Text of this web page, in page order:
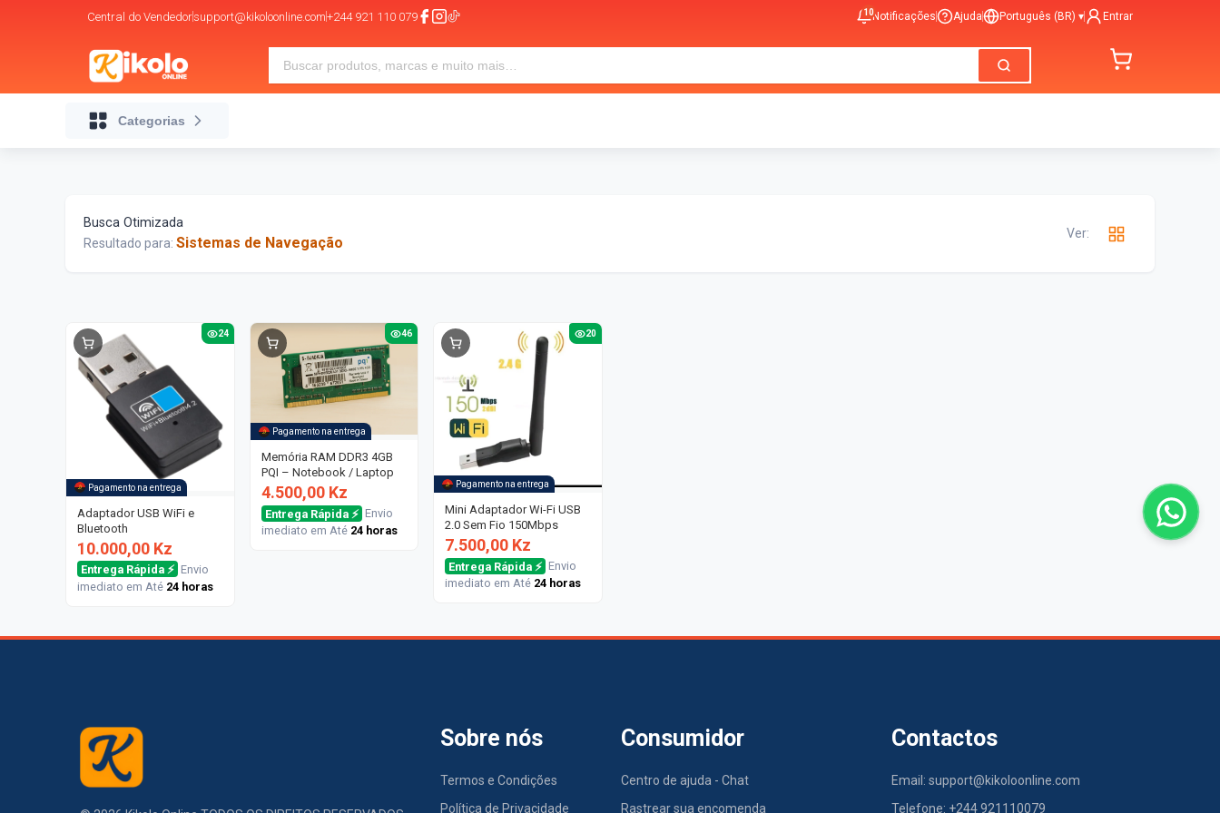
Central do Vendedorsupport@kikoloonline.com+244 921 110 079 10Notificações Ajuda Português (BR) ▾ Entrar
Categorias
Busca Otimizada
Resultado para: Sistemas de Navegação
Ver:
24
Pagamento na entrega
Adaptador USB WiFi e
Bluetooth
10.000,00 Kz
Entrega Rápida ⚡ Envio
imediato em Até 24 horas
46
Pagamento na entrega
Memória RAM DDR3 4GB
PQI – Notebook / Laptop
4.500,00 Kz
Entrega Rápida ⚡ Envio
imediato em Até 24 horas
20
Pagamento na entrega
Mini Adaptador Wi-Fi USB
2.0 Sem Fio 150Mbps
7.500,00 Kz
Entrega Rápida ⚡ Envio
imediato em Até 24 horas
Sobre nós
Termos e Condições
Política de Privacidade
Consumidor
Centro de ajuda - Chat
Rastrear sua encomenda
Contactos
Email: support@kikoloonline.com
Telefone: +244 921110079